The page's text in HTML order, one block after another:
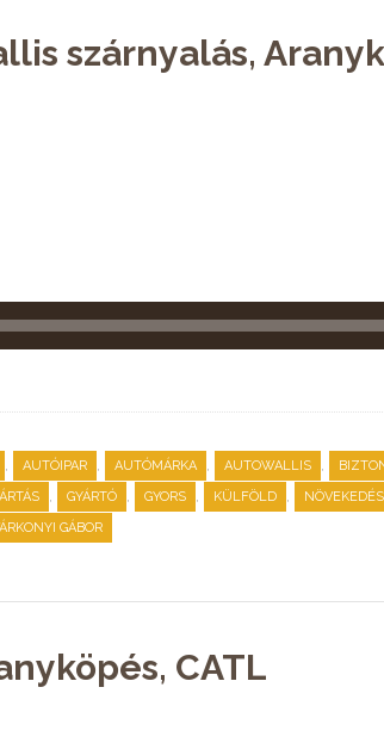
szárnyalás,
, AUTÓIPAR , AUTÓMÁRKA , AUTOWALLIS ,
, GYÁRTÓ , GYORS , KÜLFÖLD , NÖVEKEDÉS
GÁBOR
CATL